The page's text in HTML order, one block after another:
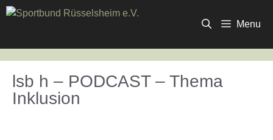
Zum
Inhalt
Menu
lsb h – PODCAST – Thema
Inklusion